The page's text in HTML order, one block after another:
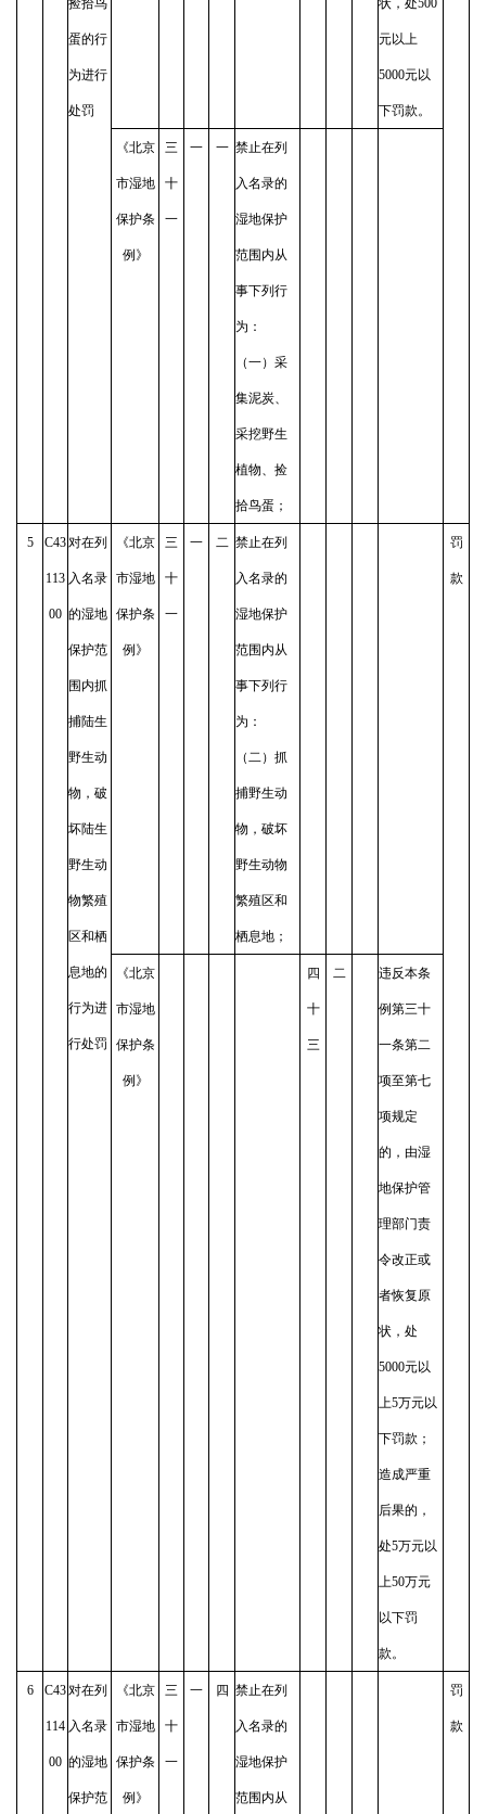
捡拾鸟
蛋的行
为进行
处罚
状，处500
元以上
5000元以
下罚款。
《北京
市湿地
保护条
例》
三
十
一
一 一 禁止在列
入名录的
湿地保护
范围内从
事下列行
为：
（一）采
集泥炭、
采挖野生
植物、捡
拾鸟蛋；
5 C43
113
00
对在列
入名录
的湿地
保护范
围内抓
捕陆生
野生动
物，破
坏陆生
野生动
物繁殖
区和栖
息地的
行为进
行处罚
《北京
市湿地
保护条
例》
三
十
一
一 二 禁止在列
入名录的
湿地保护
范围内从
事下列行
为：
（二）抓
捕野生动
物，破坏
野生动物
繁殖区和
栖息地；
罚
款
《北京
市湿地
保护条
例》
四
十
三
二 违反本条
例第三十
一条第二
项至第七
项规定
的，由湿
地保护管
理部门责
令改正或
者恢复原
状，处
5000元以
上5万元以
下罚款；
造成严重
后果的，
处5万元以
上50万元
以下罚
款。
6 C43
114
00
对在列
入名录
的湿地
保护范
《北京
市湿地
保护条
例》
三
十
一
一 四 禁止在列
入名录的
湿地保护
范围内从
罚
款